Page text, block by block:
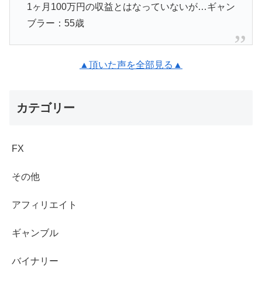
1ヶ月100万円の収益とはなっていないが…ギャン
ブラー：55歳
▲頂いた声を全部見る▲
カテゴリー
FX
その他
アフィリエイト
ギャンブル
バイナリー